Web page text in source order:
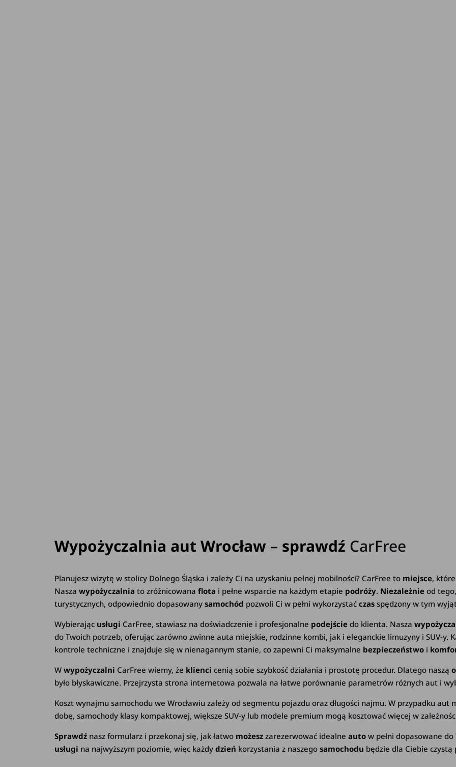
Wypożyczalnia aut Wrocław – sprawdź CarFree
Planujesz wizytę w stolicy Dolnego Śląska i zależy Ci na uzyskaniu pełnej mobilności? CarFree to miejsce,
Naszawypożyczalniato zróżnicowanaflota i pełne wsparcie na każdym etapie podróży. Niezależnieod
turystycznych, odpowiednio dopasowanysamochód pozwoli Ci w pełni wykorzystaćczasspędzony w tym
Wybierając usługi CarFree, stawiasz na doświadczenie i profesjonalne podejściedo klienta. Nasza
do Twoich potrzeb, oferując zarówno zwinne auta miejskie, rodzinne kombi, jak i eleganckie limuzyny i SUV-y.
kontrole techniczne i znajduje się w nienagannym stanie, co zapewni Ci maksymalne bezpieczeństwo i
Wwypożyczalni CarFree wiemy, że kliencicenią sobie szybkość działania i prostotę procedur. Dlatego naszą
było błyskawiczne. Przejrzysta strona internetowa pozwala na łatwe porównanie parametrów różnych aut i
Koszt wynajmu samochodu we Wrocławiu zależy od segmentu pojazdu oraz długości najmu. W przypadku aut
dobę, samochody klasy kompaktowej, większe SUV-y lub modele premium mogą kosztować więcej w
Sprawdź nasz formularz i przekonaj się, jak łatwo możeszzarezerwować idealneautow pełni dopasowane
usługi na najwyższym poziomie, więc każdydzień korzystania z naszegosamochodu będzie dla Ciebie czystą